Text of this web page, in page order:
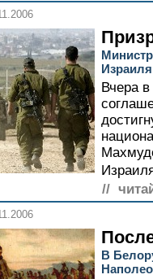
Израиля
Вчера
//
В